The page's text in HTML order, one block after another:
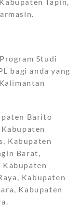
Studi
bagi anda yang
Barito
Kabupaten
Barat,
Kabupaten
Kabupaten